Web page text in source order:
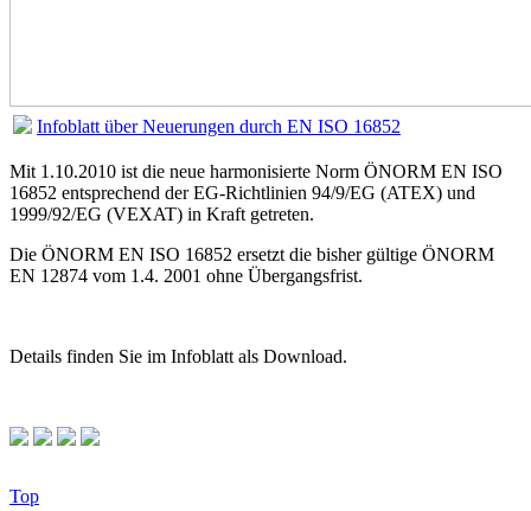
Infoblatt über Neuerungen durch EN ISO 16852
Mit 1.10.2010 ist die neue harmonisierte Norm ÖNORM EN ISO
16852 entsprechend der EG-Richtlinien 94/9/EG (ATEX) und
1999/92/EG (VEXAT) in Kraft getreten.
Die ÖNORM EN ISO 16852 ersetzt die bisher gültige ÖNORM
EN 12874 vom 1.4. 2001 ohne Übergangsfrist.
Details finden Sie im Infoblatt als Download.
Top